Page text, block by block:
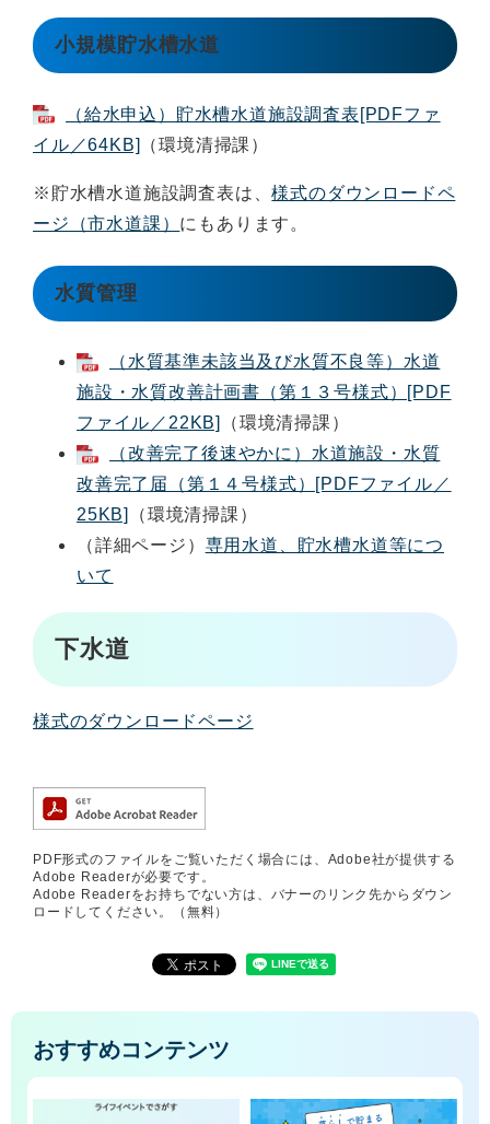
小規模貯水槽水道
（給水申込）貯水槽水道施設調査表[PDFファ
イル／64KB]
（環境清掃課）
※貯水槽水道施設調査表は、様式のダウンロードペ
ージ（市水道課） にもあります。
水質管理
（水質基準未該当及び水質不良等）水道
施設・水質改善計画書（第１３号様式）[PDF
ファイル／22KB]
（環境清掃課）
（改善完了後速やかに）水道施設・水質
改善完了届（第１４号様式）[PDFファイル／
25KB]
（環境清掃課）
（詳細ページ） 専用水道、貯水槽水道等につ
いて
下水道
様式のダウンロードページ
PDF形式のファイルをご覧いただく場合には、Adobe社が提供する
Adobe Readerが必要です。
Adobe Readerをお持ちでない方は、バナーのリンク先からダウン
ロードしてください。（無料）
おすすめコンテンツ